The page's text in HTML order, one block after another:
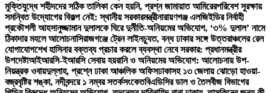
মুক্তিযুদ্ধে শহীদদের সঠিক তালিকা কেন হয়নি, প্রশ্ন জামায়াত আমিরেরপরিবেশ সুরক্ষায়
সমন্বিত উদ্যোগের বিকল্প নেই: স্থানীয় সরকারমন্ত্রীনারায়ণগঞ্জ এলজিইডির নির্বাহী
প্রকৌশলী আহসানুজ্জামান দুলালকে ঘিরে দুর্নীতি-অনিয়মের অভিযোগ, ‘৩% দুলাল’ নামে
ঠিকাদার মহলে আলোচনাসিরাজগঞ্জে ট্রেন লাইনচ্যুত, বন্ধ ঢাকার সঙ্গে উত্তরাঞ্চলের রেল
যোগাযোগশেখ হাসিনার বক্তব্য প্রচার করলে ব্যবস্থা নেবে সরকার: প্রধানমন্ত্রীর
উপদেষ্টাআইআরসি-ইআরসি সেবায় হয়রানি ও অনিয়মের অভিযোগ: আলোচনায় উপ-
নিয়ন্ত্রক ওবায়দুল্লাহ, প্রশ্নে ঢাকা আঞ্চলিক অফিসঢাকাসহ ১৩ জেলায় ঝোড়ো হাওয়া-
বজ্রবৃষ্টির শঙ্কা, নদীবন্দরে ১ নম্বর সতর্কসংকেতবিএডিসির ডাল ও তৈলবীজ বিভাগের